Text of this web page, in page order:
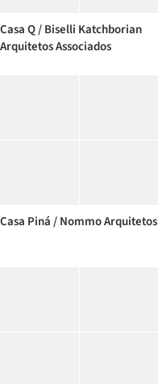
Casa Q / Biselli Katchborian
Arquitetos Associados
Casa Piná / Nommo Arquitetos